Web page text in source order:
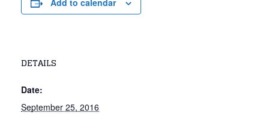
Add to calendar
DETAILS
Date:
September 25, 2016